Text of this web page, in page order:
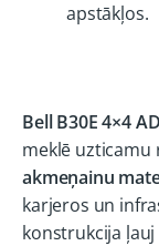
apstākļos.
Bell B30E 4×4
meklē uzticamu
akmeņainu
karjeros un
konstrukcija